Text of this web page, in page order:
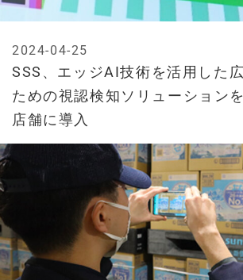
SSS、エッジAI技術を活用した
ための視認検知ソリューション
店舗に導入
2024-04-25